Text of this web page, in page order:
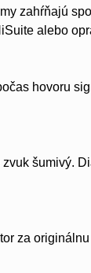
zahŕňajú
alebo
hovoru
šumivý.
za